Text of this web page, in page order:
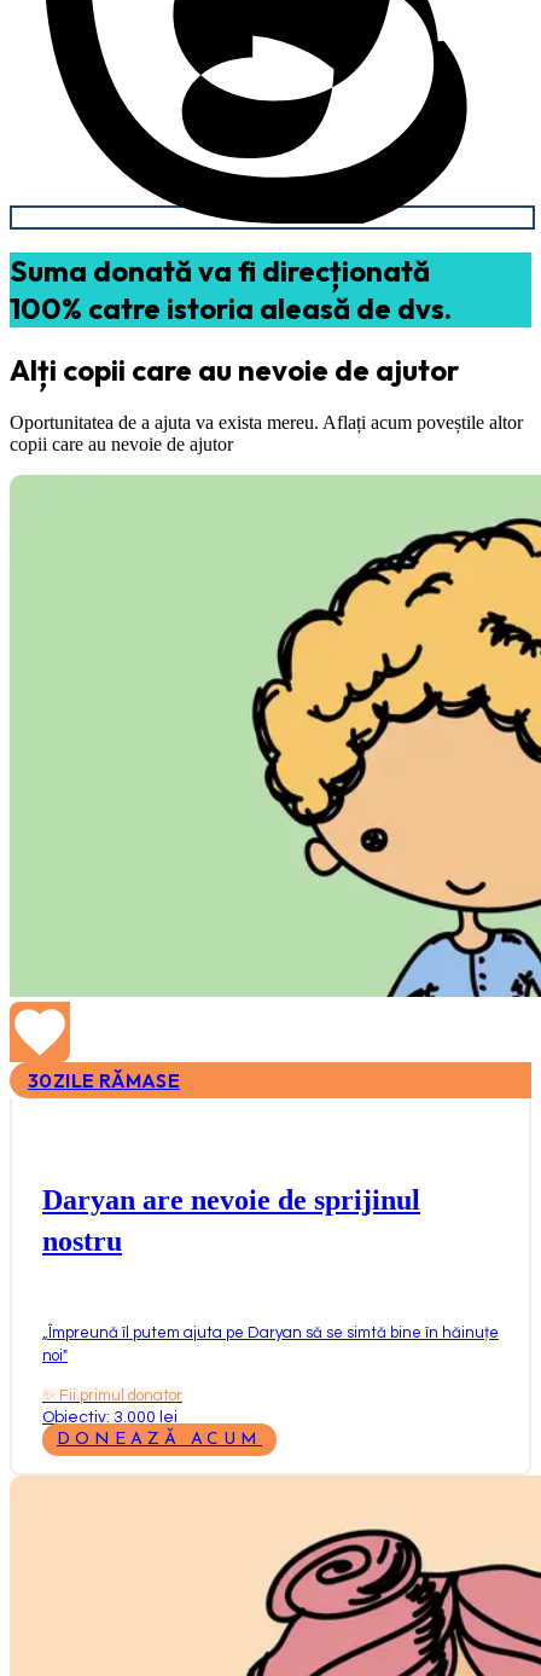
Suma donată va fi direcționată
100% catre istoria aleasă de dvs.
Alți copii care au nevoie de ajutor
Oportunitatea de a ajuta va exista mereu. Aflați acum poveștile altor
copii care au nevoie de ajutor
30ZILE RĂMASE
Daryan are nevoie de sprijinul
nostru
Împreună îl putem ajuta pe Daryan să se simtă bine în hăinuțe
noi"
✨ Fii primul donator
Obiectiv: 3.000 lei
DONEAZĂ ACUM